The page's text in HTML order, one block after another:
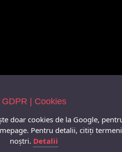
GDPR | Cookies
doar cookies de la Google,
Pentru detalii, citiți
noștri. Detalii